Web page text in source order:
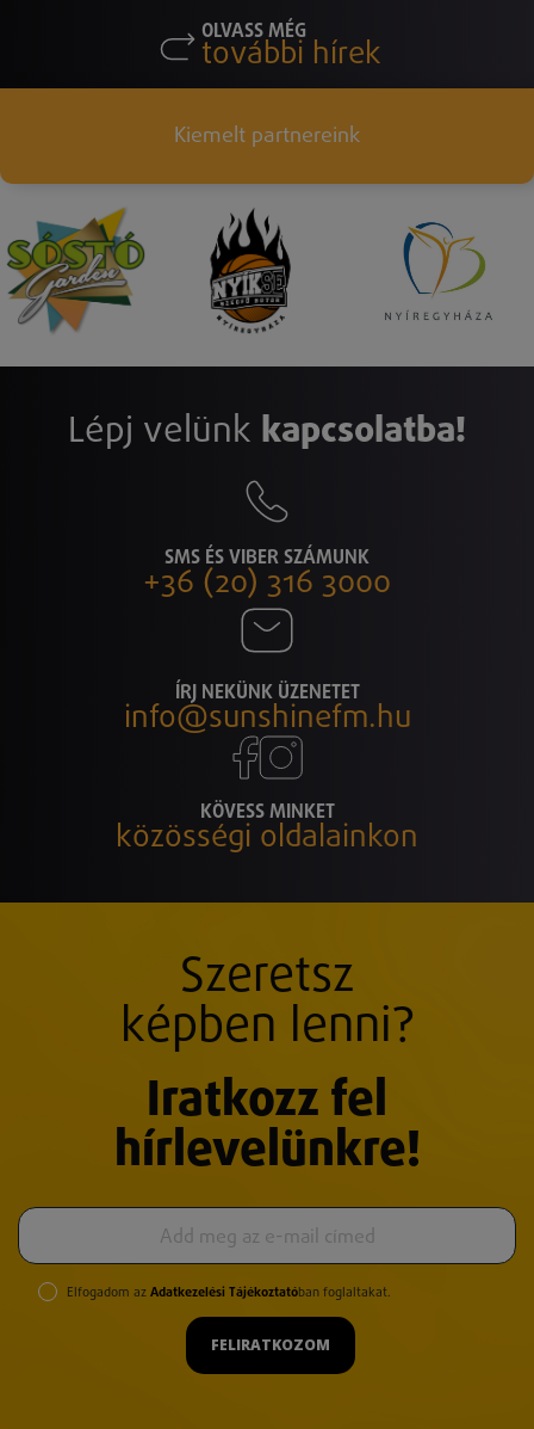
OLVASS MÉG
további hírek
Kiemelt partnereink
Lépj velünk kapcsolatba!
SMS ÉS VIBER SZÁMUNK
+36 (20) 316 3000
ÍRJ NEKÜNK ÜZENETET
info@sunshinefm.hu
KÖVESS MINKET
közösségi oldalainkon
Szeretsz
képben lenni?
Iratkozz fel
hírlevelünkre!
Elfogadom az Adatkezelési Tájékoztatóban foglaltakat.
FELIRATKOZOM